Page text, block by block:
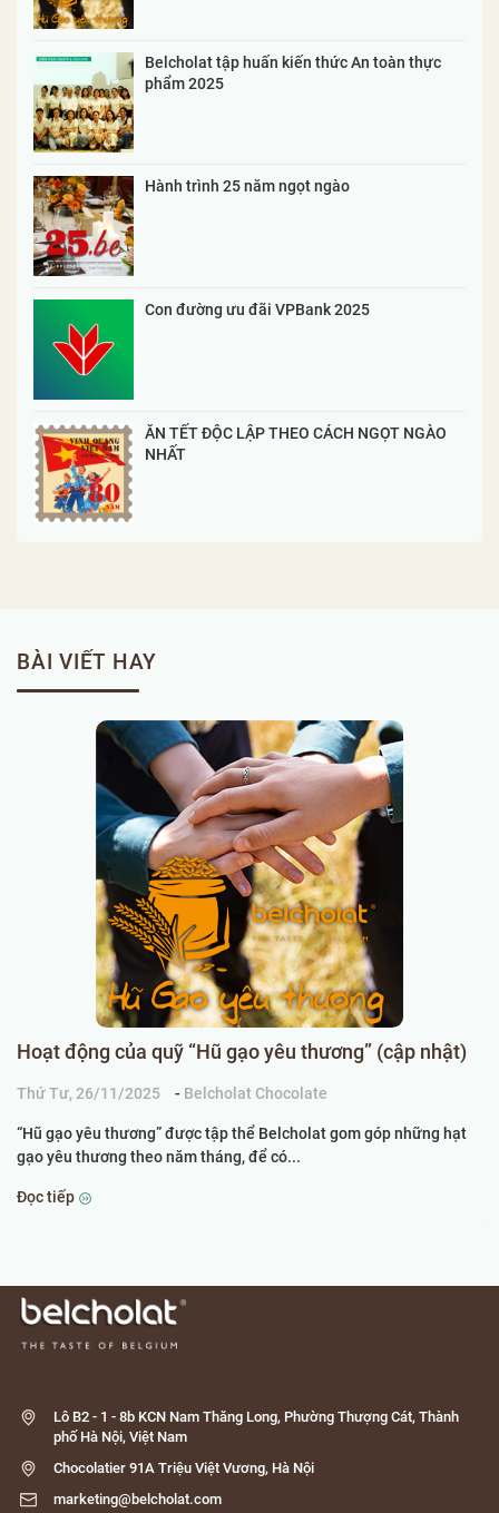
Belcholat tập huấn kiến thức An toàn thực
phẩm 2025
Hành trình 25 năm ngọt ngào
Con đường ưu đãi VPBank 2025
ĂN TẾT ĐỘC LẬP THEO CÁCH NGỌT NGÀO
NHẤT
BÀI VIẾT HAY
Hoạt động của quỹ “Hũ gạo yêu thương” (cập nhật)
Thứ Tư, 26/11/2025 - Belcholat Chocolate
“Hũ gạo yêu thương” được tập thể Belcholat gom góp những hạt
gạo yêu thương theo năm tháng, để có...
Đọc tiếp
Lô B2 - 1 - 8b KCN Nam Thăng Long, Phường Thượng Cát, Thành
phố Hà Nội, Việt Nam
Chocolatier 91A Triệu Việt Vương, Hà Nội
marketing@belcholat.com